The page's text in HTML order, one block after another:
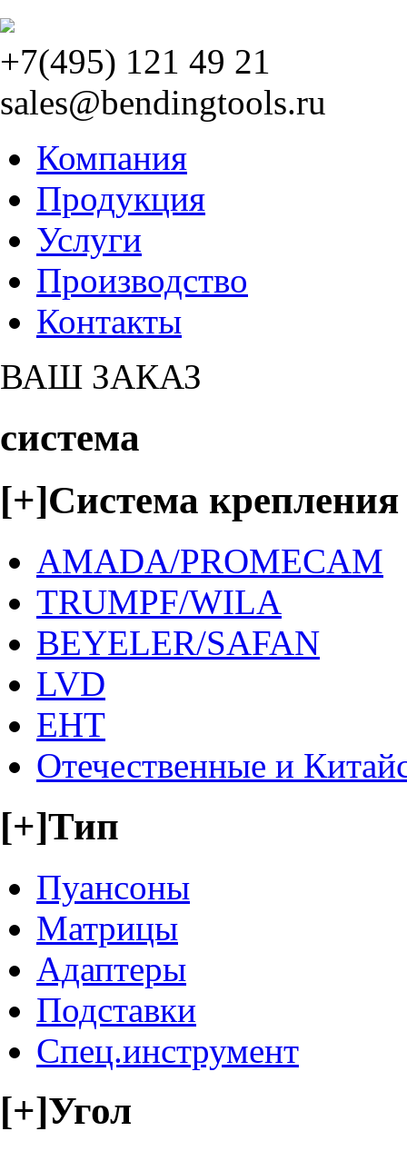
+7(495) 121 49 21
sales@bendingtools.ru
Компания
Продукция
Услуги
Производство
Контакты
ВАШ ЗАКАЗ
система
[+]Система крепления
AMADA/PROMECAM
TRUMPF/WILA
BEYELER/SAFAN
LVD
EHT
Отечественные и
[+]Тип
Пуансоны
Матрицы
Адаптеры
Подставки
Спец.инструмент
[+]Угол